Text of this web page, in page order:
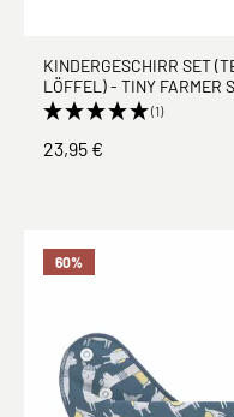
KINDERGESCHIRR SET
LÖFFEL) - TINY FARMER
(1)
23,95 €
60%